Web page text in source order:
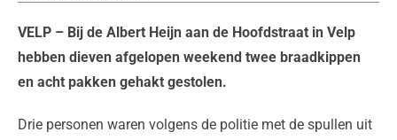
VELP – Bij de Albert Heijn aan de Hoofdstraat in Velp
hebben dieven afgelopen weekend twee braadkippen
en acht pakken gehakt gestolen.
Drie personen waren volgens de politie met de spullen uit